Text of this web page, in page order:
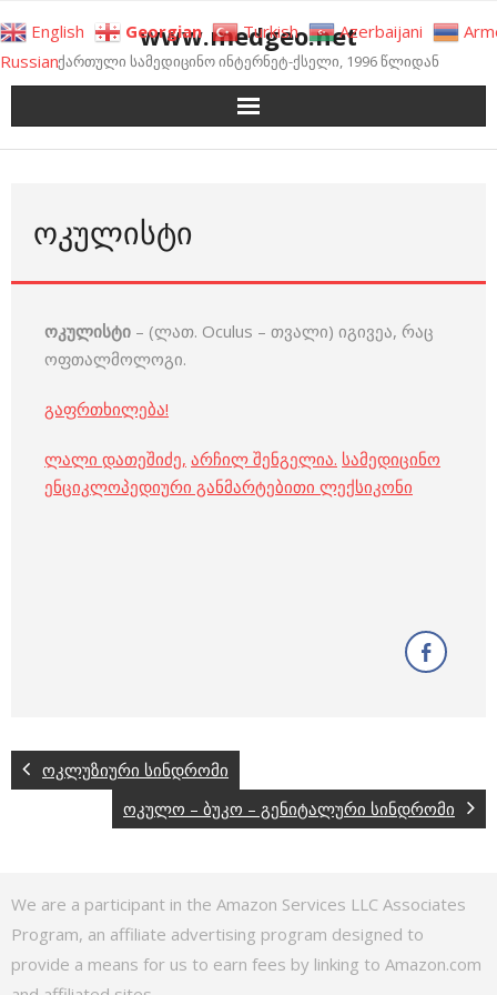
to
content
www.medgeo.net
ქართული სამედიცინო ინტერნეტ-ქსელი, 1996 წლიდან
ᲝᲙᲣᲚᲘᲡᲢᲘ
ოკულისტი – (ლათ. Oculus – თვალი) იგივეა, რაც
ოფთალმოლოგი.
გაფრთხილება!
ლალი დათეშიძე, არჩილ შენგელია. სამედიცინო
ენციკლოპედიური განმარტებითი ლექსიკონი
ოკლუზიური სინდრომი
ოკულო – ბუკო – გენიტალური სინდრომი
We are a participant in the Amazon Services LLC Associates
Program, an affiliate advertising program designed to
provide a means for us to earn fees by linking to Amazon.com
English Georgian Turkish Azerbaijani
Russian